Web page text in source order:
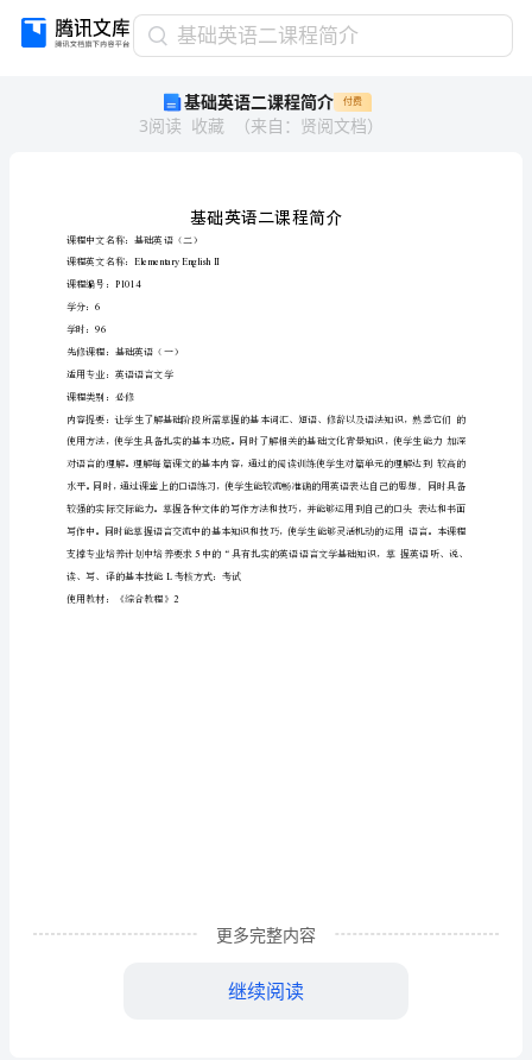
基
基础英语二课程简介
基础英语二课程简介 付费
3阅读 收藏 （来自 ： 贤阅文档）
P1014
课程编号：
学分：
更多完整内容
继续阅读